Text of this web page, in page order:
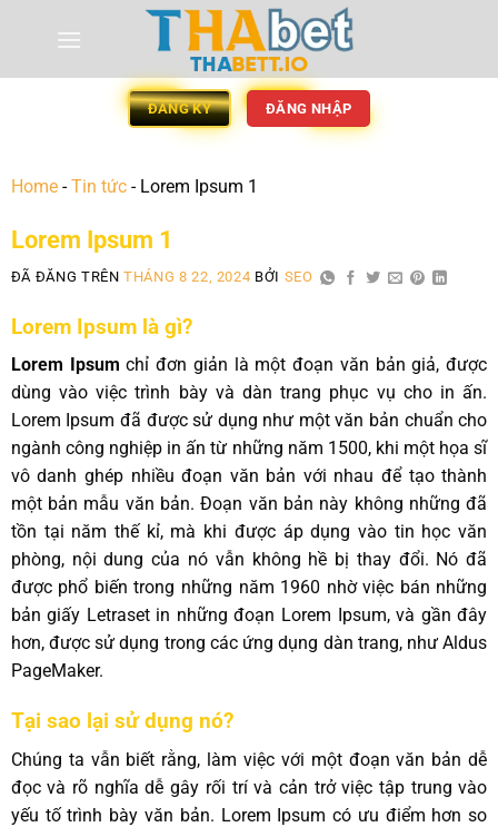
ĐĂNG KÝ ĐĂNG NHẬP
Home-Tin tức- Lorem Ipsum 1
Lorem Ipsum 1
ĐÃ ĐĂNG TRÊNTHÁNG 8 22, 2024 BỞI SEO
Lorem Ipsum là gì?
Lorem Ipsum chỉ đơn giản là một đoạn văn bản giả, được
dùng vào việc trình bày và dàn trang phục vụ cho in ấn.
Lorem Ipsum đã được sử dụng như một văn bản chuẩn cho
ngành công nghiệp in ấn từ những năm 1500, khi một họa sĩ
vô danh ghép nhiều đoạn văn bản với nhau để tạo thành
một bản mẫu văn bản. Đoạn văn bản này không những đã
tồn tại năm thế kỉ, mà khi được áp dụng vào tin học văn
phòng, nội dung của nó vẫn không hề bị thay đổi. Nó đã
được phổ biến trong những năm 1960 nhờ việc bán những
bản giấy Letraset in những đoạn Lorem Ipsum, và gần đây
hơn, được sử dụng trong các ứng dụng dàn trang, như Aldus
PageMaker.
Tại sao lại sử dụng nó?
Chúng ta vẫn biết rằng, làm việc với một đoạn văn bản dễ
đọc và rõ nghĩa dễ gây rối trí và cản trở việc tập trung vào
yếu tố trình bày văn bản. Lorem Ipsum có ưu điểm hơn so